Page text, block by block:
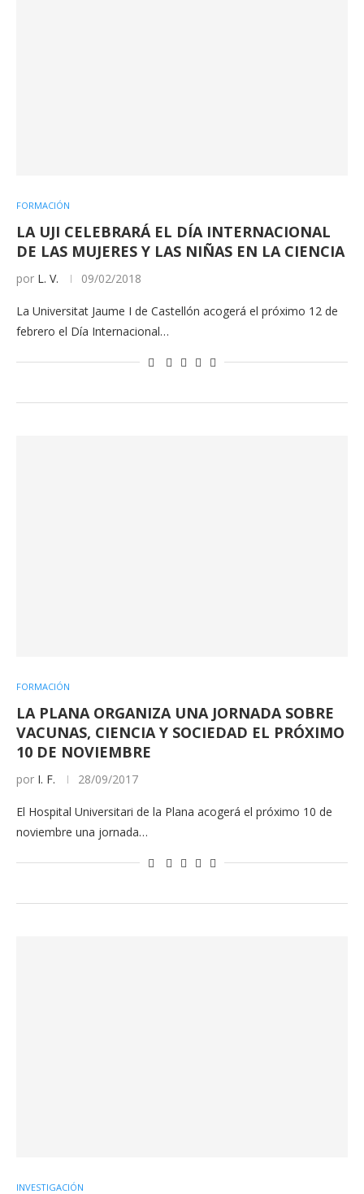
FORMACIÓN
LA UJI CELEBRARÁ EL DÍA INTERNACIONAL
DE LAS MUJERES Y LAS NIÑAS EN LA CIENCIA
por L. V. 09/02/2018
La Universitat Jaume I de Castellón acogerá el próximo 12 de
febrero el Día Internacional…
FORMACIÓN
LA PLANA ORGANIZA UNA JORNADA SOBRE
VACUNAS, CIENCIA Y SOCIEDAD EL PRÓXIMO
10 DE NOVIEMBRE
por I. F. 28/09/2017
El Hospital Universitari de la Plana acogerá el próximo 10 de
noviembre una jornada…
INVESTIGACIÓN